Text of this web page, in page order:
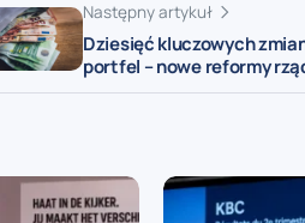
Następny artykuł
Dziesięć kluczowych
portfel – nowe reformy